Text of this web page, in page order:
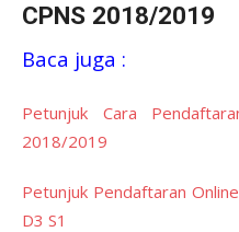
CPNS 2018/2019
Baca juga :
Petunjuk Cara
2018/2019
Petunjuk Pendaftaran
D3 S1